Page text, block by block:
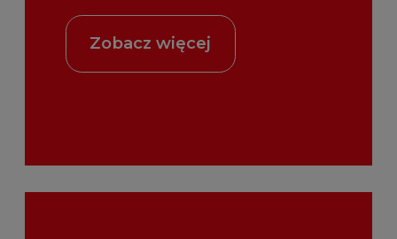
Zobacz więcej